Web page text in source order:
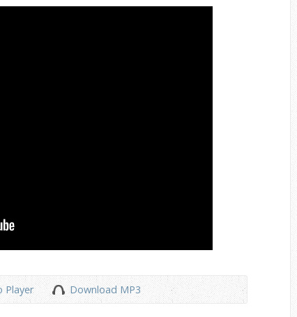
Player Download MP3